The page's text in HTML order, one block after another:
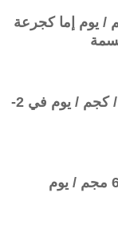
: 8-12 مجم / كجم / يوم إما كجرعة
: 10-15 مجم / كجم / يوم في 2-